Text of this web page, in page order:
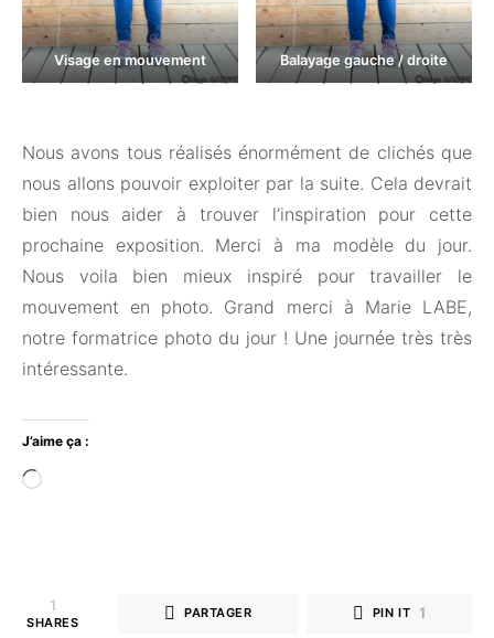
Visage en mouvement Balayage gauche / droite
Nous avons tous réalisés énormément de clichés que
nous allons pouvoir exploiter par la suite. Cela devrait
bien nous aider à trouver l’inspiration pour cette
prochaine exposition. Merci à ma modèle du jour.
Nous voila bien mieux inspiré pour travailler le
mouvement en photo. Grand merci à Marie LABE,
notre formatrice photo du jour ! Une journée très très
intéressante.
J’aime ça :
Chargement…
1
SHARES
PARTAGER PIN IT 1